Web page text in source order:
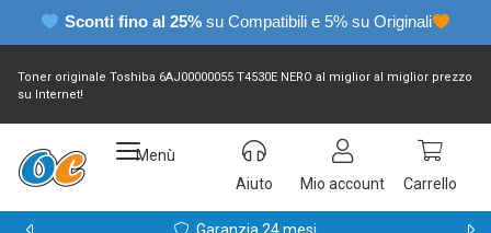
Sconti fino al 25% su Compatibili e 5% su Originali
Toner originale Toshiba 6AJ00000055 T4530E NERO al miglior al miglior prezzo
su Internet!
Menù
Aiuto
Mio account Carrello